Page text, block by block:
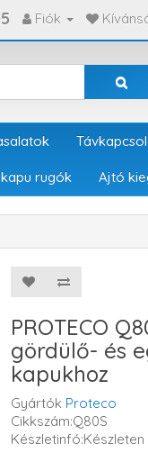
Fiók
rugók Ajtó
PROTECO
gördülő- és
kapukhoz
Gyártók Proteco
Cikkszám:Q80S
Készletinfó:Készleten